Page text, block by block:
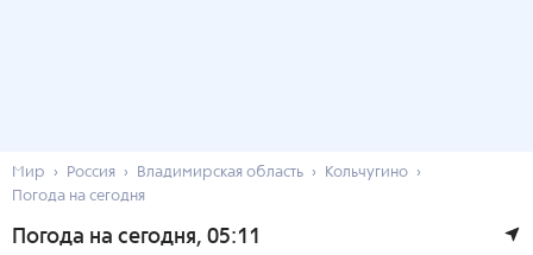
Мир Россия Владимирская область
Кольчугино
Погода на сегодня
Погода на сегодня, 05:11